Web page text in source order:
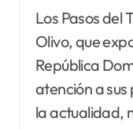
Los Pasos del
Olivo, que
República
atención a sus
la actualidad,